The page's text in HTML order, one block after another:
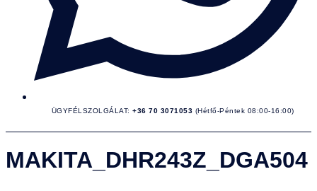
ÜGYFÉLSZOLGÁLAT: +36 70 3071053 (Hétfő-Péntek 08:00-16:00)
MAKITA_DHR243Z_DGA504